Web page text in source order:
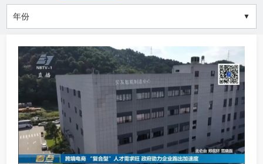
关于贝发
集团简介
创始人介绍
发展历程
企业文化
企业荣誉
业务战略
品牌矩阵
企业新闻
媒体报道
资料中心
社会责任 联系我们
年份